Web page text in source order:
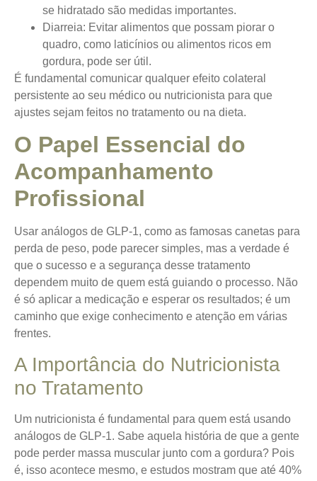
se hidratado são medidas importantes.
Diarreia: Evitar alimentos que possam piorar o
quadro, como laticínios ou alimentos ricos em
gordura, pode ser útil.
É fundamental comunicar qualquer efeito colateral
persistente ao seu médico ou nutricionista para que
ajustes sejam feitos no tratamento ou na dieta.
O Papel Essencial do
Acompanhamento
Profissional
Usar análogos de GLP-1, como as famosas canetas para
perda de peso, pode parecer simples, mas a verdade é
que o sucesso e a segurança desse tratamento
dependem muito de quem está guiando o processo. Não
é só aplicar a medicação e esperar os resultados; é um
caminho que exige conhecimento e atenção em várias
frentes.
A Importância do Nutricionista
no Tratamento
Um nutricionista é fundamental para quem está usando
análogos de GLP-1. Sabe aquela história de que a gente
pode perder massa muscular junto com a gordura? Pois
é, isso acontece mesmo, e estudos mostram que até 40%